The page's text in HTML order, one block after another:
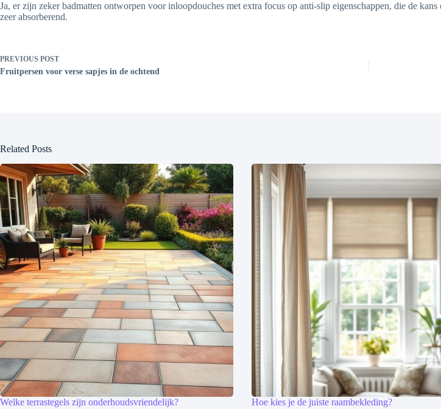
Ja, er zijn zeker badmatten ontworpen voor inloopdouches met extra focus op anti-slip eigenschappen, die de
zeer absorberend.
PREVIOUS POST
Fruitpersen voor verse sapjes in de ochtend
Related Posts
Welke terrastegels zijn onderhoudsvriendelijk? Hoe kies je de juiste raambekleding?